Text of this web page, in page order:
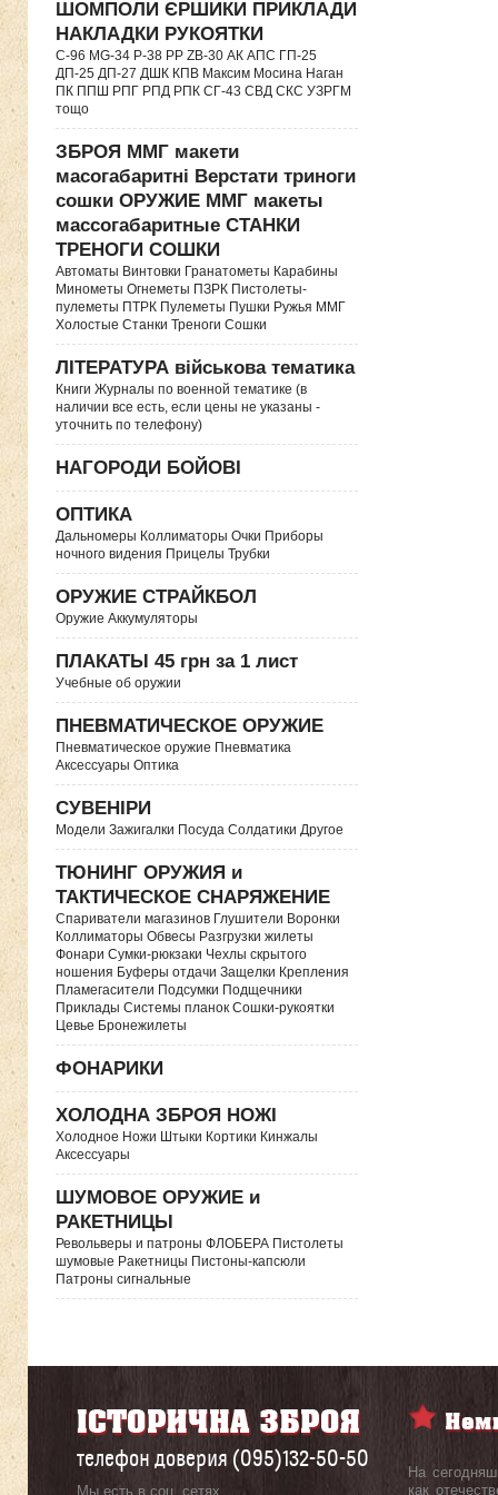
ШОМПОЛИ ЄРШИКИ ПРИКЛАДИ
НАКЛАДКИ РУКОЯТКИ
C-96 MG-34 P-38 PP ZB-30 АК АПС ГП-25
ДП-25 ДП-27 ДШК КПВ Максим Мосина Наган
ПК ППШ РПГ РПД РПК СГ-43 СВД CКС УЗРГМ
тощо
ЗБРОЯ ММГ макети
масогабаритні Верстати триноги
сошки ОРУЖИЕ ММГ макеты
массогабаритные СТАНКИ
ТРЕНОГИ СОШКИ
Автоматы Винтовки Гранатометы Карабины
Минометы Огнеметы ПЗРК Пистолеты-
пулеметы ПТРК Пулеметы Пушки Ружья ММГ
Холостые Станки Треноги Сошки
ЛІТЕРАТУРА військова тематика
Книги Журналы по военной тематике (в
наличии все есть, если цены не указаны -
уточнить по телефону)
НАГОРОДИ БОЙОВІ
ОПТИКА
Дальномеры Коллиматоры Очки Приборы
ночного видения Прицелы Трубки
ОРУЖИЕ СТРАЙКБОЛ
Оружие Аккумуляторы
ПЛАКАТЫ 45 грн за 1 лист
Учебные об оружии
ПНЕВМАТИЧЕСКОЕ ОРУЖИЕ
Пневматическое оружие Пневматика
Аксессуары Оптика
СУВЕНІРИ
Модели Зажигалки Посуда Солдатики Другое
ТЮНИНГ ОРУЖИЯ и
ТАКТИЧЕСКОЕ СНАРЯЖЕНИЕ
Спариватели магазинов Глушители Воронки
Коллиматоры Обвесы Разгрузки жилеты
Фонари Сумки-рюкзаки Чехлы скрытого
ношения Буферы отдачи Защелки Крепления
Пламегасители Подсумки Подщечники
Приклады Системы планок Сошки-рукоятки
Цевье Бронежилеты
ФОНАРИКИ
ХОЛОДНА ЗБРОЯ НОЖІ
Холодное Ножи Штыки Кортики Кинжалы
Аксессуары
ШУМОВОЕ ОРУЖИЕ и
РАКЕТНИЦЫ
Револьверы и патроны ФЛОБЕРА Пистолеты
шумовые Ракетницы Пистоны-капсюли
Патроны сигнальные
телефон доверия (095)132-50-50
Мы есть в соц. сетях
На
как